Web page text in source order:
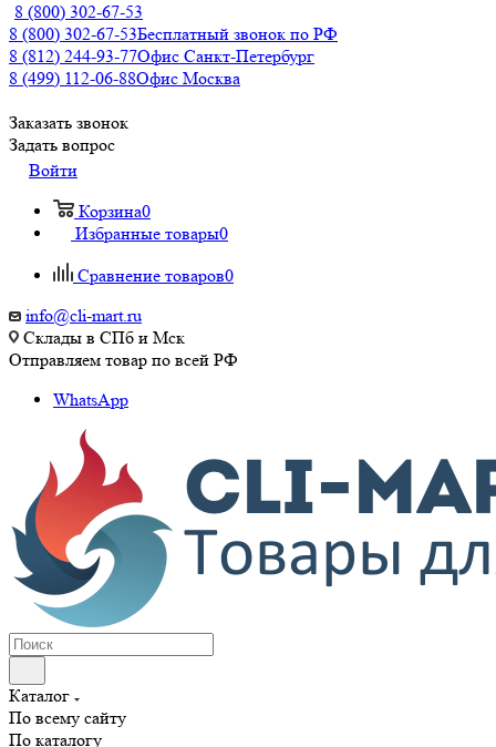
8 (800) 302-67-53
8 (800) 302-67-53Бесплатный звонок по РФ
8 (812) 244-93-77Офис Санкт-Петербург
8 (499) 112-06-88Офис Москва
Заказать звонок
Задать вопрос
Войти
Корзина0
Избранные товары0
Сравнение товаров0
info@cli-mart.ru
Склады в СПб и Мск
Отправляем товар по всей РФ
WhatsApp
Каталог
По всему сайту
По каталогу